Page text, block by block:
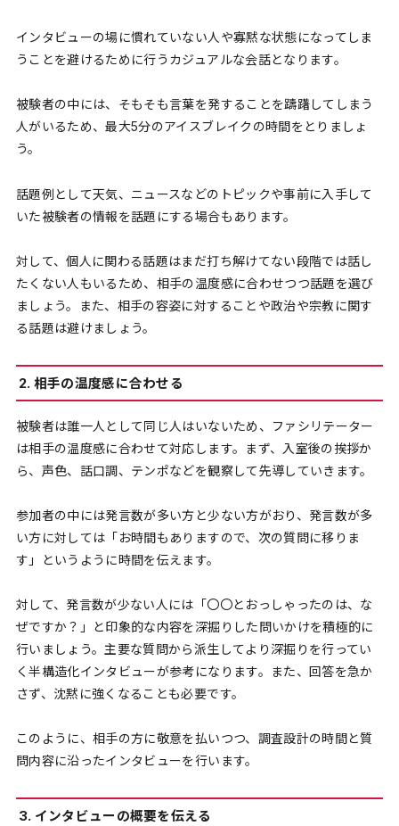
インタビューの場に慣れていない人や寡黙な状態になってしま
うことを避けるために行うカジュアルな会話となります。
被験者の中には、そもそも言葉を発することを躊躇してしまう
人がいるため、最大5分のアイスブレイクの時間をとりましょ
う。
話題例として天気、ニュースなどのトピックや事前に入手して
いた被験者の情報を話題にする場合もあります。
対して、個人に関わる話題はまだ打ち解けてない段階では話し
たくない人もいるため、相手の温度感に合わせつつ話題を選び
ましょう。また、相手の容姿に対することや政治や宗教に関す
る話題は避けましょう。
2. 相手の温度感に合わせる
被験者は誰一人として同じ人はいないため、ファシリテーター
は相手の温度感に合わせて対応します。まず、入室後の挨拶か
ら、声色、話口調、テンポなどを観察して先導していきます。
参加者の中には発言数が多い方と少ない方がおり、発言数が多
い方に対しては「お時間もありますので、次の質問に移りま
す」というように時間を伝えます。
対して、発言数が少ない人には「〇〇とおっしゃったのは、な
ぜですか？」と印象的な内容を深掘りした問いかけを積極的に
行いましょう。主要な質問から派生してより深掘りを行ってい
く半構造化インタビューが参考になります。また、回答を急か
さず、沈黙に強くなることも必要です。
このように、相手の方に敬意を払いつつ、調査設計の時間と質
問内容に沿ったインタビューを行います。
3. インタビューの概要を伝える